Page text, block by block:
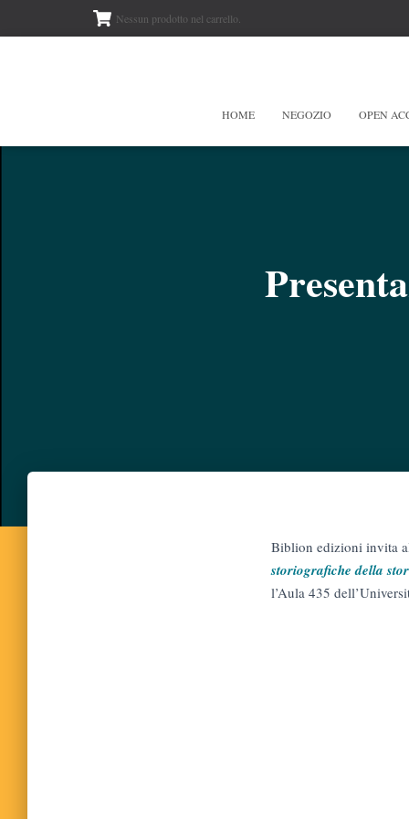
Nessun prodotto nel carrello.
HOME NEGOZIO OPEN
Biblion edizioni invita
storiografiche della
l’Aula 435